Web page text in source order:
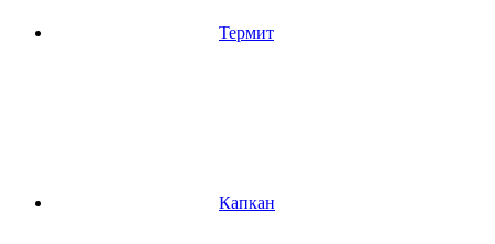
Термит
Капкан